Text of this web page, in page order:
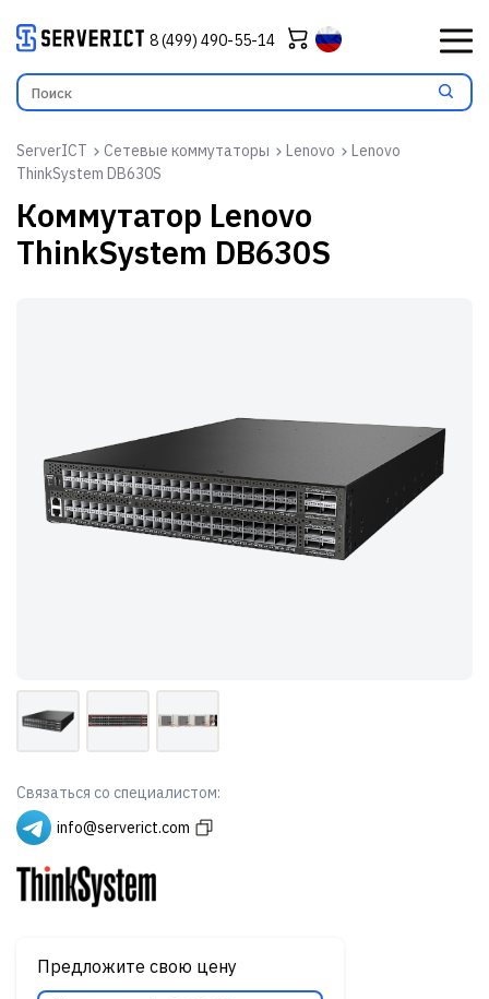
8 (499) 490-55-14
ServerICT Сетевые коммутаторы Lenovo
Lenovo
ThinkSystem DB630S
Коммутатор Lenovo
ThinkSystem DB630S
Связаться со специалистом:
info@serverict.com
Предложите свою цену